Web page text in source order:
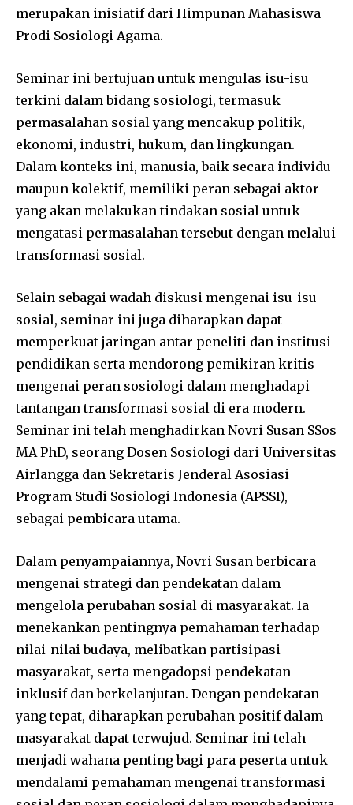
merupakan inisiatif dari Himpunan Mahasiswa
Prodi Sosiologi Agama.
Seminar ini bertujuan untuk mengulas isu-isu
terkini dalam bidang sosiologi, termasuk
permasalahan sosial yang mencakup politik,
ekonomi, industri, hukum, dan lingkungan.
Dalam konteks ini, manusia, baik secara individu
maupun kolektif, memiliki peran sebagai aktor
yang akan melakukan tindakan sosial untuk
mengatasi permasalahan tersebut dengan melalui
transformasi sosial.
Selain sebagai wadah diskusi mengenai isu-isu
sosial, seminar ini juga diharapkan dapat
memperkuat jaringan antar peneliti dan institusi
pendidikan serta mendorong pemikiran kritis
mengenai peran sosiologi dalam menghadapi
tantangan transformasi sosial di era modern.
Seminar ini telah menghadirkan Novri Susan SSos
MA PhD, seorang Dosen Sosiologi dari Universitas
Airlangga dan Sekretaris Jenderal Asosiasi
Program Studi Sosiologi Indonesia (APSSI),
sebagai pembicara utama.
Dalam penyampaiannya, Novri Susan berbicara
mengenai strategi dan pendekatan dalam
mengelola perubahan sosial di masyarakat. Ia
menekankan pentingnya pemahaman terhadap
nilai-nilai budaya, melibatkan partisipasi
masyarakat, serta mengadopsi pendekatan
inklusif dan berkelanjutan. Dengan pendekatan
yang tepat, diharapkan perubahan positif dalam
masyarakat dapat terwujud. Seminar ini telah
menjadi wahana penting bagi para peserta untuk
mendalami pemahaman mengenai transformasi